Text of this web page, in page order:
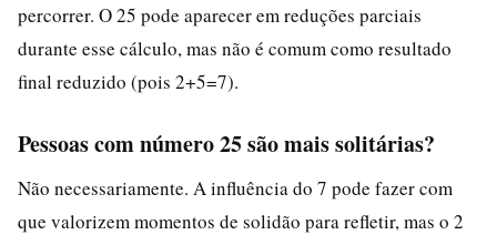
percorrer. O 25 pode aparecer em reduções parciais
durante esse cálculo, mas não é comum como resultado
final reduzido (pois 2+5=7).
Pessoas com número 25 são mais solitárias?
Não necessariamente. A influência do 7 pode fazer com
que valorizem momentos de solidão para refletir, mas o 2